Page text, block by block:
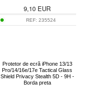
9,10 EUR
REF: 235524
Protetor de ecrã iPhone 13/13
Pro/14/16e/17e Tactical Glass
Shield Privacy Stealth 5D - 9H -
Borda preta